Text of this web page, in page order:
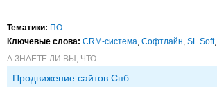
Тематики: ПО
Ключевые слова: CRM-система, Софтлайн, SL Soft,
А ЗНАЕТЕ ЛИ ВЫ, ЧТО:
Продвижение сайтов Спб